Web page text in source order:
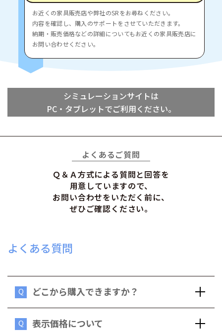
お近くの家具販売店や弊社のSRをお尋ねください。
内容を確認し、購入のサポートをさせていただきます。
納期・販売価格などの詳細についてもお近くの家具販売店に
お問い合わせください。
シミュレーションサイトは
PC・タブレットでご利用ください。
よくあるご質問
Ｑ＆Ａ方式による質問と回答を
用意していますので、
お問い合わせをいただく前に、
ぜひご確認ください。
よくある質問
Q どこから購入できますか？
Q 表示価格について